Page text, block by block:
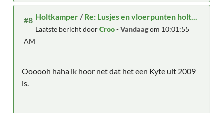
#8 Holtkamper /Re: Lusjes en vloerpunten holt...
Laatste bericht doorCroo-Vandaagom 10:01:55
AM
Oooooh haha ik hoor net dat het een Kyte uit 2009
is.